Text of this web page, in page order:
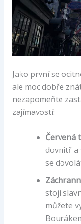
Jako první se
ale moc dobře
nezapomeňte
zajímavostí:
Červená
dovnitř a
se
stojí
můžete